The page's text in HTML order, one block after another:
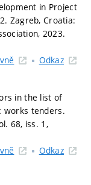
in Project
Zagreb, Croatia:
2023.
Odkaz
in the list of
works tenders.
68, iss. 1,
Odkaz